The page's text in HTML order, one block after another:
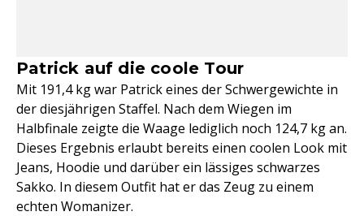
Patrick auf die coole Tour
Mit 191,4 kg war Patrick eines der Schwergewichte in
der diesjährigen Staffel. Nach dem Wiegen im
Halbfinale zeigte die Waage lediglich noch 124,7 kg an.
Dieses Ergebnis erlaubt bereits einen coolen Look mit
Jeans, Hoodie und darüber ein lässiges schwarzes
Sakko. In diesem Outfit hat er das Zeug zu einem
echten Womanizer.